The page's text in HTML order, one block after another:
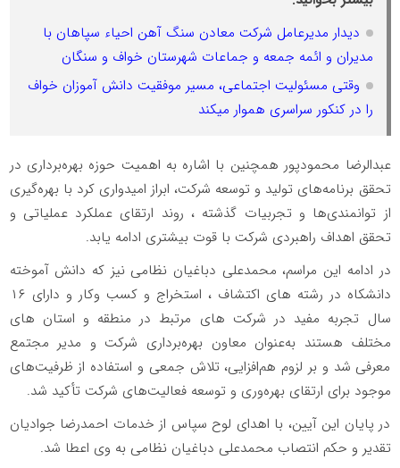
دیدار مدیرعامل شرکت معادن سنگ آهن احیاء سپاهان با
مدیران و ائمه جمعه و جماعات شهرستان خواف و سنگان
وقتی مسئولیت اجتماعی، مسیر موفقیت دانش آموزان خواف
را در کنکور سراسری هموار میکند
عبدالرضا محمودپور همچنین با اشاره به اهمیت حوزه بهره‌برداری در
تحقق برنامه‌های تولید و توسعه شرکت، ابراز امیدواری کرد با بهره‌گیری
از توانمندی‌ها و تجربیات گذشته ، روند ارتقای عملکرد عملیاتی و
تحقق اهداف راهبردی شرکت با قوت بیشتری ادامه یابد.
در ادامه این مراسم، محمدعلی دباغیان نظامی نیز که دانش آموخته
دانشکاه در رشته های اکتشاف ، استخراج و کسب وکار و دارای ۱۶
سال تجربه مفید در شرکت های مرتبط در منطقه و استان های
مختلف هستند به‌عنوان معاون بهره‌برداری شرکت و مدیر مجتمع
معرفی شد و بر لزوم هم‌افزایی، تلاش جمعی و استفاده از ظرفیت‌های
موجود برای ارتقای بهره‌وری و توسعه فعالیت‌های شرکت تأکید شد.
در پایان این آیین، با اهدای لوح سپاس از خدمات احمدرضا جوادیان
تقدیر و حکم انتصاب محمدعلی دباغیان نظامی به وی اعطا شد.